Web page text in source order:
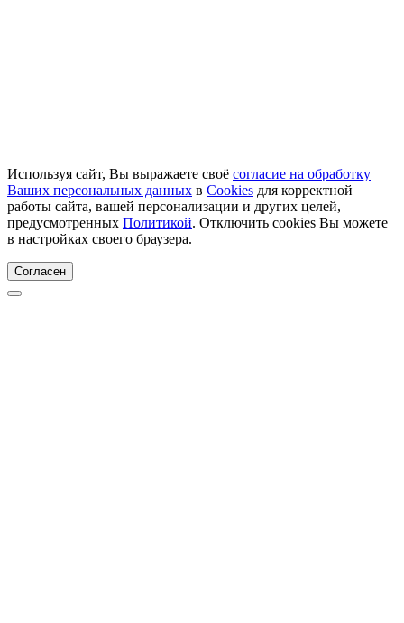
Используя сайт, Вы выражаете своё согласие на обработку
Ваших персональных данных в Cookies для корректной
работы сайта, вашей персонализации и других целей,
предусмотренных Политикой. Отключить cookies Вы можете
в настройках своего браузера.
Согласен